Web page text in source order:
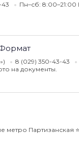
43 Пн–сб: 8:00–21:00
8 (029) 350-43-43
на документы.
метро